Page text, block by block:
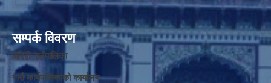
सम्पर्क विवरण
औरही गाउँपालिका
गाउँ कार्यपालिकाको कार्यालय